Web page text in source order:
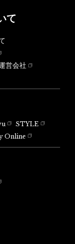
て
営会社
STYLE
Online